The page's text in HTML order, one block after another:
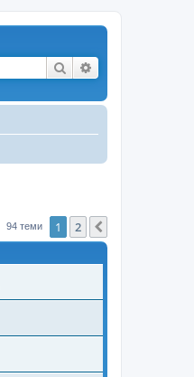
Търсене
94 теми 1 2